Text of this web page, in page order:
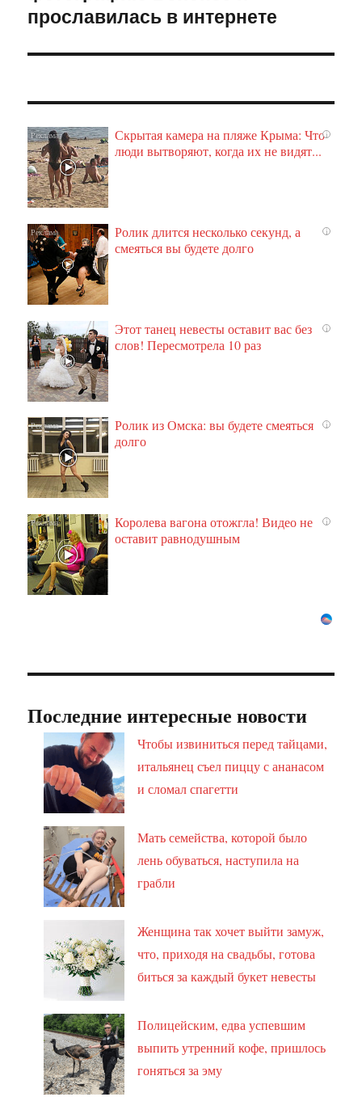
прославилась в интернете
i
Скрытая камера на пляже Крыма: Что
люди вытворяют, когда их не видят...
i
Ролик длится несколько секунд, а
смеяться вы будете долго
i
Этот танец невесты оставит вас без
слов! Пересмотрела 10 раз
i
Ролик из Омска: вы будете смеяться
долго
i
Королева вагона отожгла! Видео не
оставит равнодушным
Последние интересные новости
Чтобы извиниться перед тайцами,
итальянец съел пиццу с ананасом
и сломал спагетти
Мать семейства, которой было
лень обуваться, наступила на
грабли
Женщина так хочет выйти замуж,
что, приходя на свадьбы, готова
биться за каждый букет невесты
Полицейским, едва успевшим
выпить утренний кофе, пришлось
гоняться за эму